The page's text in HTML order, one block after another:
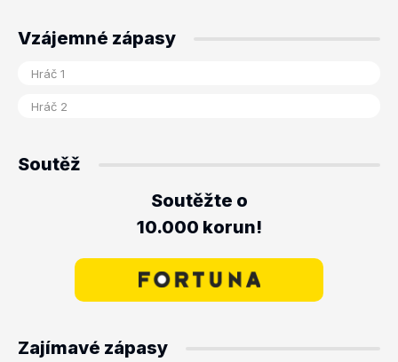
Vzájemné zápasy
Soutěž
Soutěžte o
10.000 korun!
Zajímavé zápasy